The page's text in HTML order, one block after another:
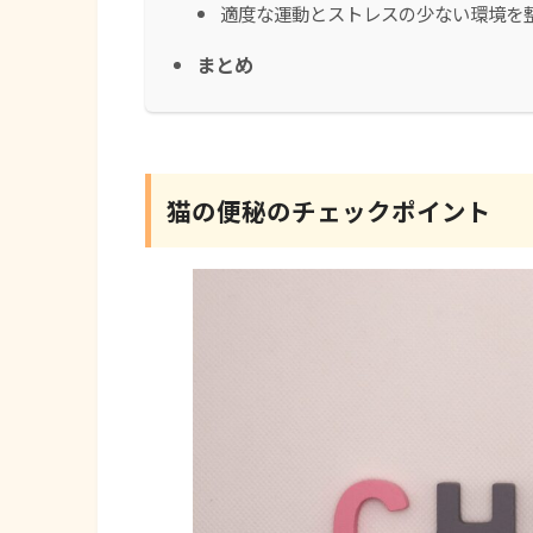
適度な運動とストレスの少ない環境を
まとめ
猫の便秘のチェックポイント